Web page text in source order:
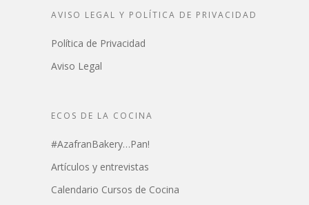
AVISO LEGAL Y POLÍTICA DE PRIVACIDAD
Política de Privacidad
Aviso Legal
ECOS DE LA COCINA
#AzafranBakery…Pan!
Artículos y entrevistas
Calendario Cursos de Cocina